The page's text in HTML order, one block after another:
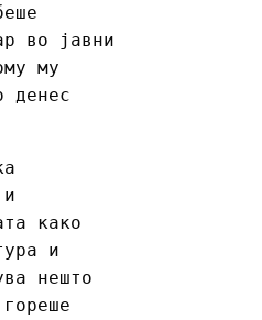
во јавни
му
денес
како
и
нешто